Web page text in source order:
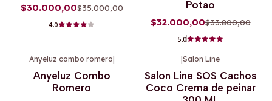
$30.000,00$35.000,00
4.0
Potao
$32.000,00$33.800,00
5.0
Agotado
Anyeluz combo romero
Anyeluz Combo
Romero
Agotado
Salon Line
Salon Line SOS Cachos
Coco Crema de peinar